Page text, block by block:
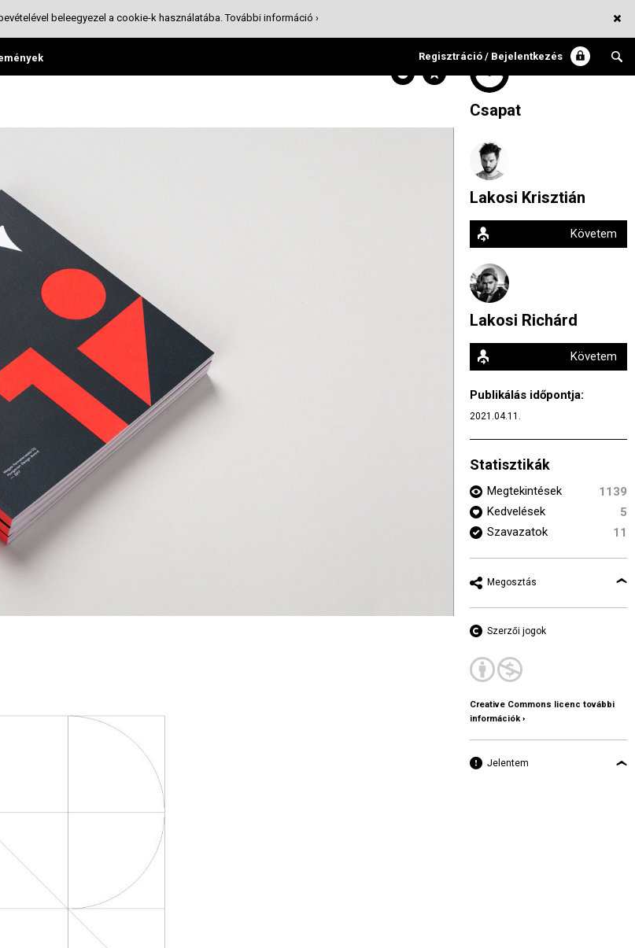
Regisztráció / Bejelentkezés
Csapat
Lakosi Krisztián
Követem
Lakosi Richárd
Követem
Publikálás időpontja:
2021.04.11.
Statisztikák
Megtekintések
1139
Kedvelések
5
Szavazatok
11
Megosztás
Szerzői jogok
Creative Commons licenc további
információk ›
Jelentem
beleegyezel a cookie-k használatába.További információ ›